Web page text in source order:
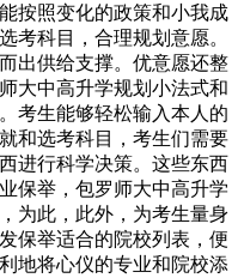
按照变化的政策和小我成
考科目，合理规划意愿。
出供给支撑。优意愿还整
大中高升学规划小法式和
考生能够轻松输入本人的
和选考科目，考生们需要
进行科学决策。这些东西
保举，包罗师大中高升学
为此，此外，为考生量身
保举适合的院校列表，便
地将心仪的专业和院校添